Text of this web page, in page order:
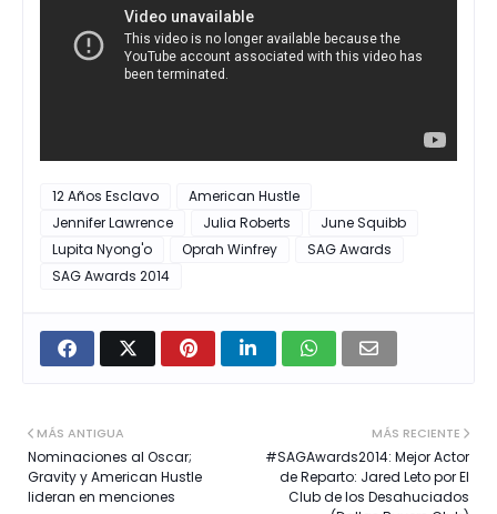
12 Años Esclavo
American Hustle
Jennifer Lawrence
Julia Roberts
June Squibb
Lupita Nyong'o
Oprah Winfrey
SAG Awards
SAG Awards 2014
MÁS RECIENTE
#SAGAwards2014: Mejor Actor
de Reparto: Jared Leto por El
Club de los Desahuciados
MÁS ANTIGUA
Nominaciones al Oscar;
Gravity y American Hustle
lideran en menciones